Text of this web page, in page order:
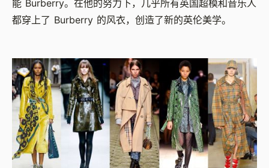
能 Burberry。在他的努力下，几乎所有英国超模和音乐人
都穿上了 Burberry 的风衣，创造了新的英伦美学。